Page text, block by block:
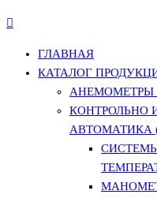
ГЛАВНАЯ
КАТАЛОГ
АНЕМОМЕТРЫ
КОНТРОЛЬНО
АВТОМАТИКА